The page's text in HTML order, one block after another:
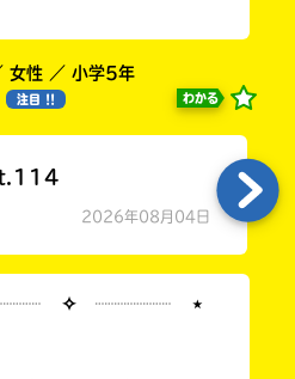
女性 ／ 小学5年
注目 !! わかる
2026年08月04日
✧ ┈┈┈┈ ⋆